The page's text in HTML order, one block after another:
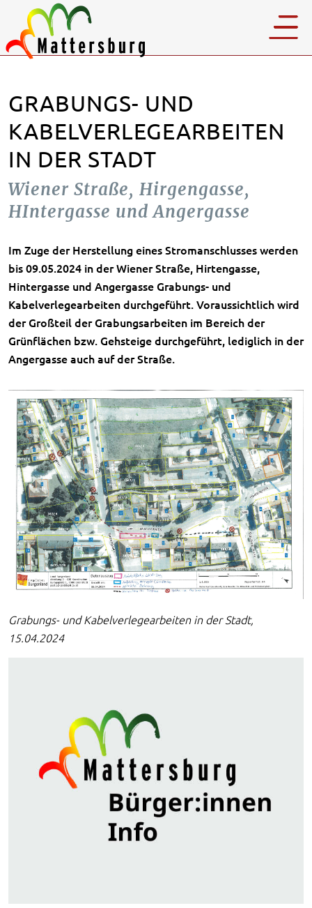
GRABUNGS- UND
KABELVERLEGEARBEITEN
IN DER STADT
Wiener Straße, Hirgengasse,
HIntergasse und Angergasse
Im Zuge der Herstellung eines Stromanschlusses werden
bis 09.05.2024 in der Wiener Straße, Hirtengasse,
Hintergasse und Angergasse Grabungs- und
Kabelverlegearbeiten durchgeführt. Voraussichtlich wird
der Großteil der Grabungsarbeiten im Bereich der
Grünflächen bzw. Gehsteige durchgeführt, lediglich in der
Angergasse auch auf der Straße.
Grabungs- und Kabelverlegearbeiten in der Stadt,
15.04.2024